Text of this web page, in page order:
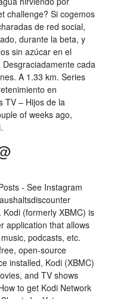
challenge? Si cogemos
de red social,
durante la beta, y
sin azúcar en el
cada
A 1.33 km. Series
en
TV – Hijos de la
of weeks ago,
- See Instagram
(formerly XBMC) is
application that allows
podcasts, etc.
open-source
installed, Kodi (XBMC)
and TV shows
to get Kodi Network